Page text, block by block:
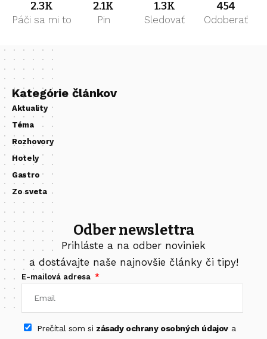
2.3K
Páči sa mi to
2.1K
Pin
1.3K
Sledovať
454
Odoberať
Kategórie článkov
Aktuality
Téma
Rozhovory
Hotely
Gastro
Zo sveta
Odber newslettra
Prihláste a na odber noviniek
a dostávajte naše najnovšie články či tipy!
E-mailová adresa
Prečítal som si zásady ochrany osobných údajova